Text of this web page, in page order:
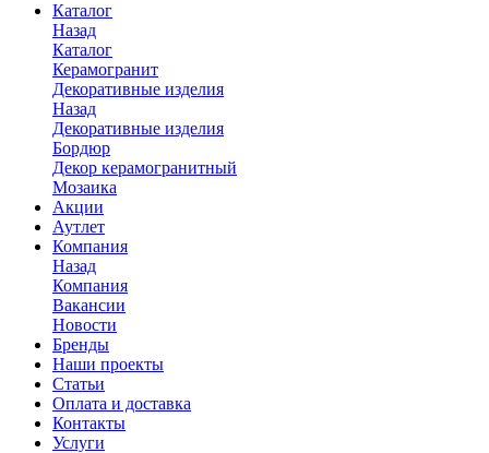
Каталог
Назад
Каталог
Керамогранит
Декоративные изделия
Назад
Декоративные изделия
Бордюр
Декор керамогранитный
Мозаика
Акции
Аутлет
Компания
Назад
Компания
Вакансии
Новости
Бренды
Наши проекты
Статьи
Оплата и доставка
Контакты
Услуги